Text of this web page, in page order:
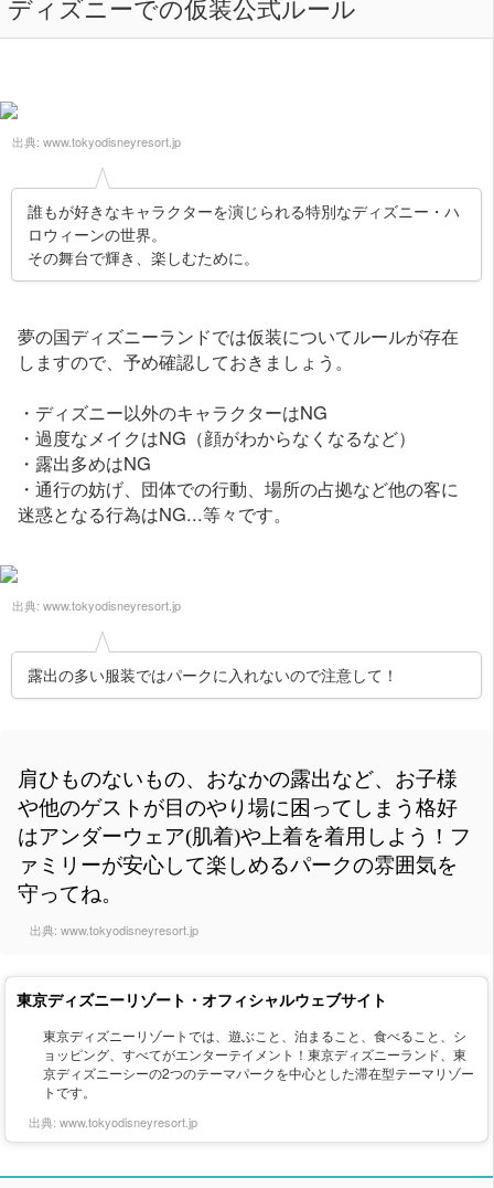
ディズニーでの仮装公式ルール
出典: www.tokyodisneyresort.jp
誰もが好きなキャラクターを演じられる特別なディズニー・ハ
ロウィーンの世界。
その舞台で輝き、楽しむために。
夢の国ディズニーランドでは仮装についてルールが存在
しますので、予め確認しておきましょう。
・ディズニー以外のキャラクターはNG
・過度なメイクはNG（顔がわからなくなるなど）
・露出多めはNG
・通行の妨げ、団体での行動、場所の占拠など他の客に
迷惑となる行為はNG...等々です。
出典: www.tokyodisneyresort.jp
露出の多い服装ではパークに入れないので注意して！
肩ひものないもの、おなかの露出など、お子様
や他のゲストが目のやり場に困ってしまう格好
はアンダーウェア(肌着)や上着を着用しよう！フ
ァミリーが安心して楽しめるパークの雰囲気を
守ってね。
出典: www.tokyodisneyresort.jp
東京ディズニーリゾート・オフィシャルウェブサイト
東京ディズニーリゾートでは、遊ぶこと、泊まること、食べること、シ
ョッピング、すべてがエンターテイメント！東京ディズニーランド、東
京ディズニーシーの2つのテーマパークを中心とした滞在型テーマリゾー
トです。
出典: www.tokyodisneyresort.jp